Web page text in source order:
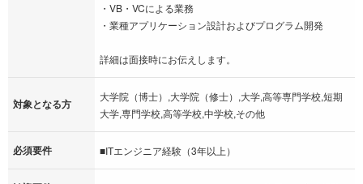
・VB・VCによる業務
・業種アプリケーション設計およびプログラム開発
詳細は面接時にお伝えします。
対象となる方
大学院（博士）,大学院（修士）,大学,高等専門学校,短期
大学,専門学校,高等学校,中学校,その他
必須要件 ■ITエンジニア経験（3年以上）